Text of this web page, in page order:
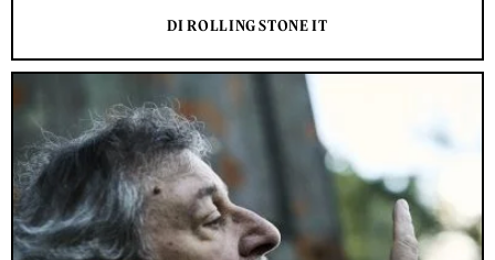
DI ROLLING STONE IT